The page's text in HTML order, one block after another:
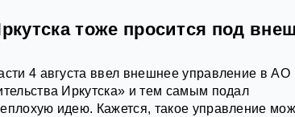
тоже просится под
4 августа ввел внешнее управление в АО
Иркутска» и тем самым подал
идею. Кажется, такое управление